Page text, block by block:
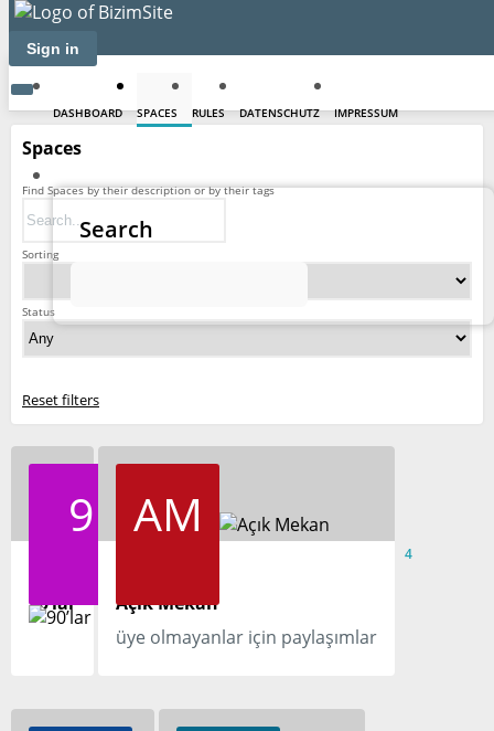
Sign in
DASHBOARD SPACES RULES DATENSCHUTZ IMPRESSUM
Search
Spaces
Find Spaces by their description or by their tags
Sorting
Status
Reset filters
9
90’lar
AM
4
Açık Mekan
üye olmayanlar için paylaşımlar